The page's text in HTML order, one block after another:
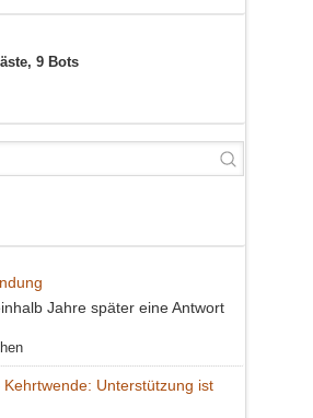
9 Bots
Jahre später eine Antwort
Kehrtwende: Unterstützung ist